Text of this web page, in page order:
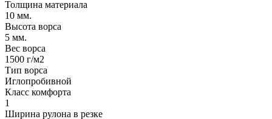
Толщина материала
10 мм.
Высота ворса
5 мм.
Вес ворса
1500 г/м2
Тип ворса
Иглопробивной
Класс комфорта
1
Ширина рулона в резке